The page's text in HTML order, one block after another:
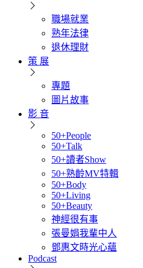
職場就業
熟年法律
退休理財
策 展
專題
圖片故事
影 音
50+People
50+Talk
50+讀者Show
50+熟齡MV特輯
50+Body
50+Living
50+Beauty
神經很有事
張曼娟我輩中人
鄧惠文時光心蘊
Podcast